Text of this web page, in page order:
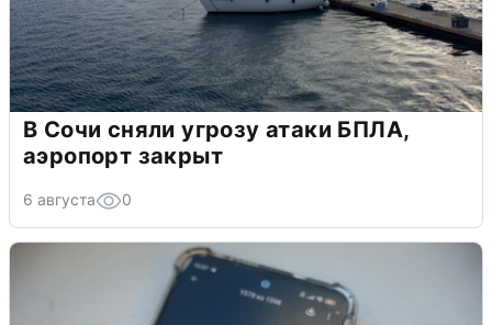
В Сочи сняли угрозу атаки БПЛА,
аэропорт закрыт
6 августа 0